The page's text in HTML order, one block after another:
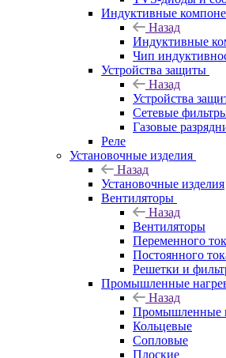
Индуктивные
Назад
Индуктивные
Чип
Устройства защиты
Назад
Устройства
Сетевые
Газовые
Реле
Установочные изделия
Назад
Установочные изделия
Вентиляторы
Назад
Вентиляторы
Переменного
Постоянного
Решетки и
Промышленные
Назад
Промышленные
Кольцевые
Сопловые
Плоские